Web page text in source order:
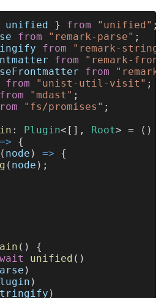
unified } from "unified" ;
from "remark-parse" ;
from
"remark-
from
"remark-
from
from "unist-util-visit" ;
from "mdast" ;
"fs/promises" ;
: Plugin<[], Root> = ()
=> {
node ) => {
( node );
() {
unified ()
)
)
)